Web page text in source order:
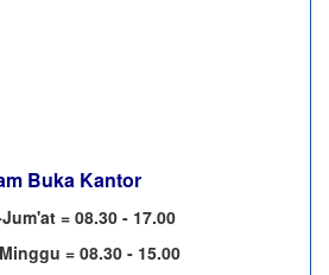
Buka Kantor
= 08.30 - 17.00
= 08.30 - 15.00